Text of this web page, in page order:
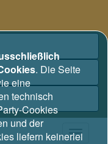
. Die Seite
eine
technisch
Cookies
und der
liefern keinerlei